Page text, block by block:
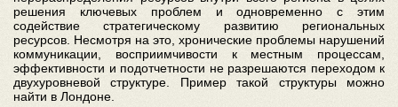
решения ключевых проблем и одновременно с этим
содействие стратегическому развитию региональных
ресурсов. Несмотря на это, хронические проблемы нарушений
коммуникации, восприимчивости к местным процессам,
эффективности и подотчетности не разрешаются переходом к
двухуровневой структуре. Пример такой структуры можно
найти в Лондоне.